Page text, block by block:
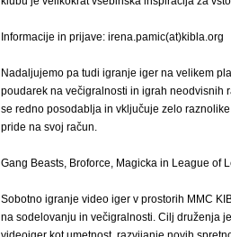
Informacije in prijave: irena.pamic(at)kibla.org
Nadaljujemo pa tudi igranje iger na velikem
poudarek na večigralnosti in igrah neodvisnih
se redno posodablja in vključuje zelo
pride na svoj račun.
Gang Beasts, Broforce, Magicka in League of
Sobotno igranje video iger v prostorih MMC
na sodelovanju in večigralnosti. Cilj druženja